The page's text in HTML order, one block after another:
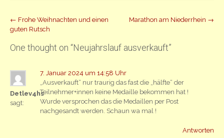
Beitrag
Navigation
← Frohe Weihnachten und einen
guten Rutsch
Marathon am Niederrhein →
One thought on “Neujahrslauf ausverkauft”
Detlev4hs
sagt:
7. Januar 2024 um 14:58 Uhr
„Ausverkauft“ nur traurig das fast die „hälfte“ der
Teilnehmer+innen keine Medaille bekommen hat !
Wurde versprochen das die Medaillen per Post
nachgesandt werden. Schaun wa mal !
Antworten